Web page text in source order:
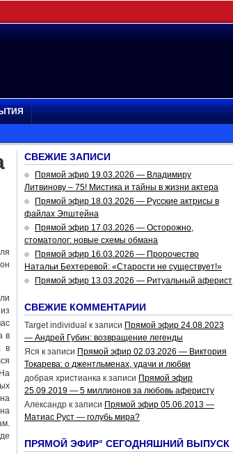
в
в
СВЕЖИЕ ЗАПИСИ
Прямой эфир 19.03.2026 — Владимиру
Литвинову – 75! Мистика и тайны в жизни актера
Прямой эфир 18.03.2026 — Русские актрисы в
файлах Эпштейна
Прямой эфир 17.03.2026 — Осторожно,
стоматолог: новые схемы обмана
Прямой эфир 16.03.2026 — Пророчество
Натальи Бехтеревой: «Старости не существует!»
Прямой эфир 13.03.2026 — Ритуальный аферист
СВЕЖИЕ КОММЕНТАРИИ
Target individual к записи Прямой эфир 24.08.2023
— Андрей Губин: возвращение легенды
Яся к записи Прямой эфир 02.03.2026 — Виктория
Токарева: о джентльменах, удачи и любви
добрая христианка к записи Прямой эфир
25.09.2019 — 5 миллионов за любовь аферисту
Александр к записи Прямой эфир 05.06.2013 —
Матиас Руст — голубь мира?
ПРЯМОЙ ЭФИР° СЕГОДНЯШНИЙ ВЫПУСК